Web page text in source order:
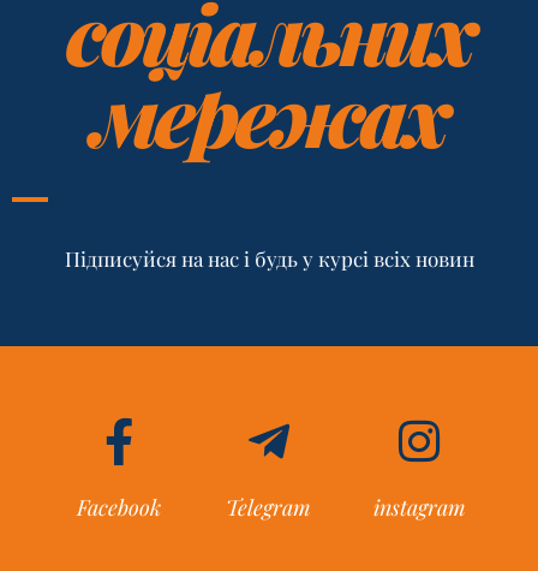
соціальних
мережах
Підписуйся на нас і будь у курсі всіх новин
Facebook Telegram instagram